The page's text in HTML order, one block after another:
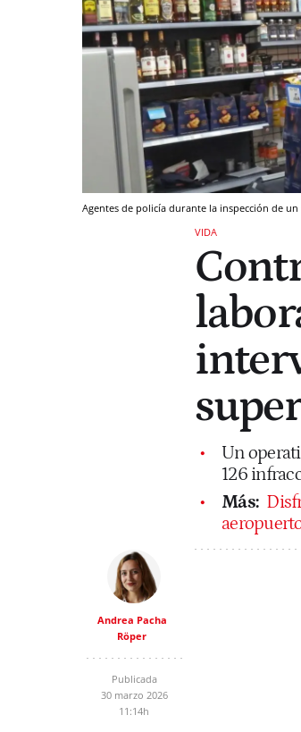
Agentes de policía durante la inspección de
VIDA
Un
126
Más:
Andrea Pacha
Röper
Publicada
30 marzo 2026
11:14h